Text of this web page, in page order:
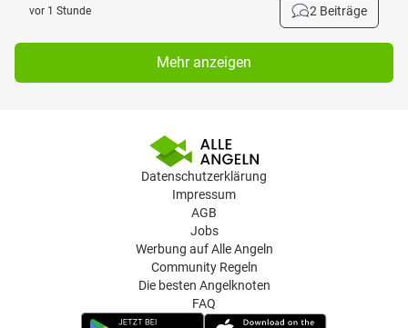
vor 1 Stunde 2 Beiträge
Mehr anzeigen
Datenschutzerklärung
Impressum
AGB
Jobs
Werbung auf Alle Angeln
Community Regeln
Die besten Angelknoten
FAQ